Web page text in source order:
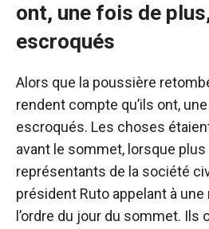
ont, une fois de
escroqués
Alors que la poussière
rendent compte qu’ils ont,
escroqués. Les choses
avant le sommet, lorsque plus
représentants de la société
président Ruto appelant à
l’ordre du jour du sommet. Ils